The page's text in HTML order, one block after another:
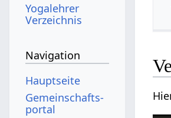
Yogalehrer
Verzeichnis
Navigation
Hauptseite
Gemeinschafts­
portal